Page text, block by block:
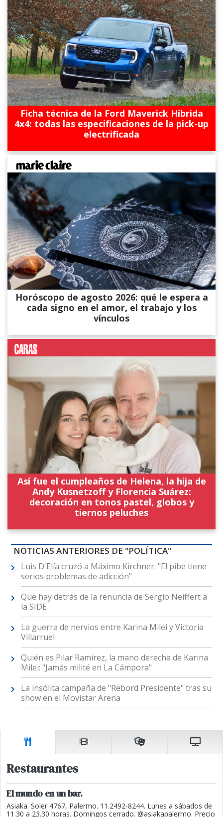
Ficha técnica de la Ford Maverick Híbrida
4x4: todas las especificaciones de la pick-up
electrificada
Horóscopo de agosto 2026: qué le espera a
cada signo en el amor, el trabajo y los
vínculos
Así fue el cumpleaños de Helena, la hija de
Andy Kusnetzoff y Florencia Suárez:
decoración en tonos pastel, globos y
tiernos peluches
NOTICIAS ANTERIORES DE "POLÍTICA"
Luis D'Elía cruzó a Máximo Kirchner: "El pibe tiene
serios problemas de adicción"
Que hay detrás de la renuncia de Sergio Neiffert a
la SIDE
La guerra de nervios entre Karina Milei y Victoria
Villarruel
Quién es Pilar Ramírez, la mano derecha de Karina
Milei: "Jamás milité en La Cámpora"
La insólita campaña de "Rebord Presidente" tras su
show en el Movistar Arena
Restaurantes
El mundo en un bar.
Asiaka. Soler 4767, Palermo. 11.2492-8244. Lunes a sábados de
11.30 a 23.30 horas. Domingos cerrado. @asiakapalermo. Precio